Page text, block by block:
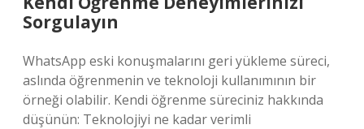
Sorgulayın
WhatsApp eski konuşmalarını geri yükleme süreci,
aslında öğrenmenin ve teknoloji kullanımının bir
örneği olabilir. Kendi öğrenme süreciniz hakkında
düşünün: Teknolojiyi ne kadar verimli